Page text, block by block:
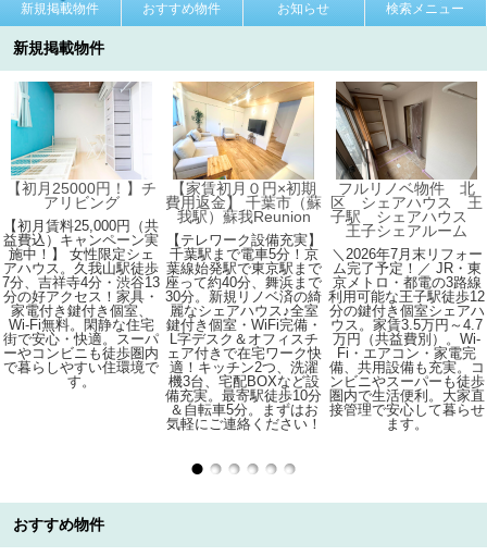
新規掲載物件 おすすめ物件 お知らせ 検索メニュー
新規掲載物件
【初月25000円！】チ
アリビング
【初月賃料25,000円（共
益費込）キャンペーン実
施中！】 女性限定シェ
アハウス。久我山駅徒歩
7分、吉祥寺4分・渋谷13
分の好アクセス！家具・
家電付き鍵付き個室、
Wi-Fi無料。閑静な住宅
街で安心・快適。スーパ
ーやコンビニも徒歩圏内
で暮らしやすい住環境で
す。
【家賃初月０円×初期
費用返金】 千葉市（蘇
我駅）蘇我Reunion
【テレワーク設備充実】
千葉駅まで電車5分！京
葉線始発駅で東京駅まで
座って約40分、舞浜まで
30分。新規リノベ済の綺
麗なシェアハウス♪全室
鍵付き個室・WiFi完備・
L字デスク＆オフィスチ
ェア付きで在宅ワーク快
適！キッチン2つ、洗濯
機3台、宅配BOXなど設
備充実。最寄駅徒歩10分
＆自転車5分。まずはお
気軽にご連絡ください！
フルリノベ物件 北
区 シェアハウス 王
子駅 シェアハウス
王子シェアルーム
＼2026年7月末リフォー
ム完了予定！／ JR・東
京メトロ・都電の3路線
利用可能な王子駅徒歩12
分の鍵付き個室シェアハ
ウス。家賃3.5万円～4.7
万円（共益費別）。Wi-
Fi・エアコン・家電完
備、共用設備も充実。コ
ンビニやスーパーも徒歩
圏内で生活便利。大家直
接管理で安心して暮らせ
ます。
おすすめ物件